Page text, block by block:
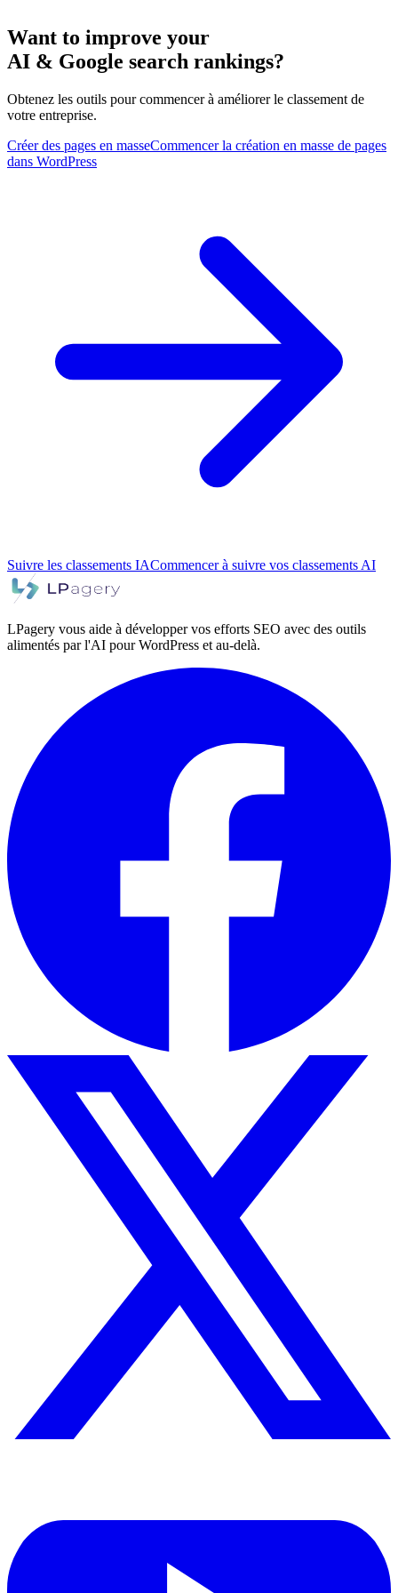
Want to improve your
AI & Google search rankings?
Obtenez les outils pour commencer à améliorer le classement de
votre entreprise.
Créer des pages en masseCommencer la création en masse de pages
dans WordPress
Suivre les classements IACommencer à suivre vos classements AI
LPagery vous aide à développer vos efforts SEO avec des outils
alimentés par l'AI pour WordPress et au-delà.